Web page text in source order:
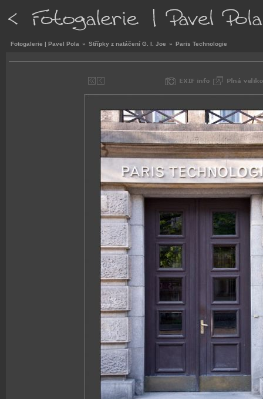
Fotogalerie | Pavel Pola » Střípky z natáčení G. I. Joe » Paris Technologie